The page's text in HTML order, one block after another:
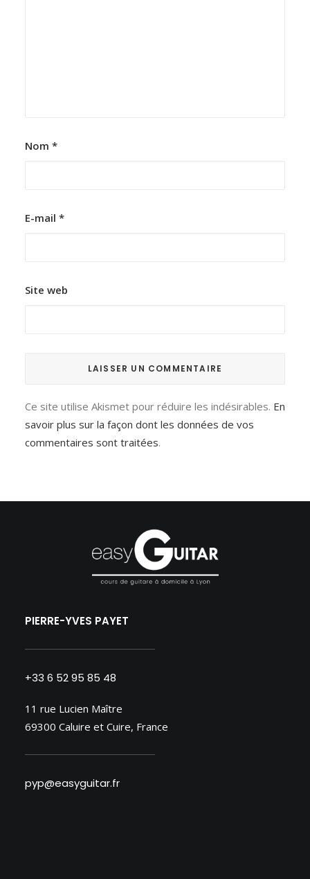
Nom *
E-mail *
Site web
Ce site utilise Akismet pour réduire les indésirables. En
savoir plus sur la façon dont les données de vos
commentaires sont traitées.
PIERRE-YVES PAYET
+33 6 52 95 85 48
11 rue Lucien Maître
69300 Caluire et Cuire, France
pyp@easyguitar.fr